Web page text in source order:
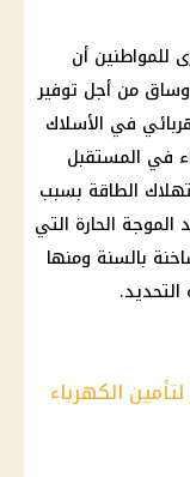
للمواطنين أن
من أجل توفير
في الأسلاك
في المستقبل
الطاقة بسبب
الحارة التي
بالسنة ومنها
الكهرباء